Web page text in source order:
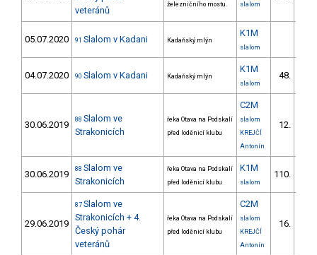
veteránů
železničního mostu.
slalom
05.07.2020 91 Slalom v Kadani Kadaňský mlýn
K1M
slalom
04.07.2020 90 Slalom v Kadani Kadaňský mlýn
K1M
slalom
48.
30.06.2019 88 Slalom ve
Strakonicích
řeka Otava na Podskalí
před loděnicí klubu
C2M
slalom
KREJČÍ
Antonín
12.
30.06.2019 88 Slalom ve
Strakonicích
řeka Otava na Podskalí
před loděnicí klubu
K1M
slalom
110.
29.06.2019
87 Slalom ve
Strakonicích + 4.
Český pohár
veteránů
řeka Otava na Podskalí
před loděnicí klubu
C2M
slalom
KREJČÍ
Antonín
16.